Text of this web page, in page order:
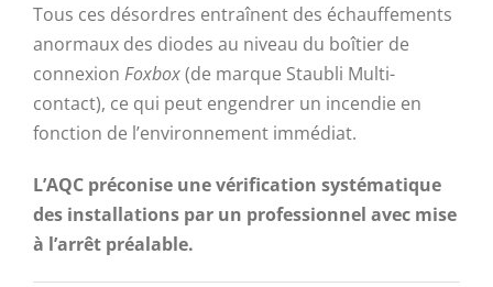
Tous ces désordres entraînent des échauffements
anormaux des diodes au niveau du boîtier de
connexion Foxbox(de marque Staubli Multi-
contact), ce qui peut engendrer un incendie en
fonction de l’environnement immédiat.
L’AQC préconise une vérification systématique
des installations par un professionnel avec mise
à l’arrêt préalable.